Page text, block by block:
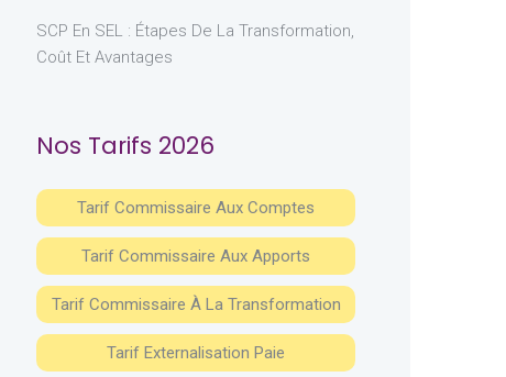
SCP En SEL : Étapes De La Transformation,
Coût Et Avantages
Nos Tarifs 2026
Tarif Commissaire Aux Comptes
Tarif Commissaire Aux Apports
Tarif Commissaire À La Transformation
Tarif Externalisation Paie